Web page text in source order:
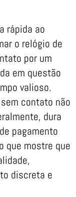
rápida ao
o relógio de
por um
em questão
valioso.
contato não
dura
pagamento
que mostre que
discreta e